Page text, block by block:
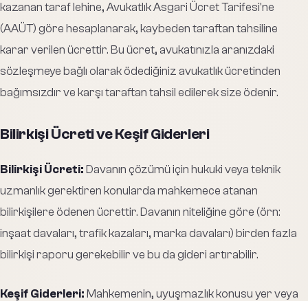
kazanan taraf lehine, Avukatlık Asgari Ücret Tarifesi'ne
(AAÜT) göre hesaplanarak, kaybeden taraftan tahsiline
karar verilen ücrettir. Bu ücret, avukatınızla aranızdaki
sözleşmeye bağlı olarak ödediğiniz avukatlık ücretinden
bağımsızdır ve karşı taraftan tahsil edilerek size ödenir.
Bilirkişi Ücreti ve Keşif Giderleri
Bilirkişi Ücreti: Davanın çözümü için hukuki veya teknik
uzmanlık gerektiren konularda mahkemece atanan
bilirkişilere ödenen ücrettir. Davanın niteliğine göre (örn:
inşaat davaları, trafik kazaları, marka davaları) birden fazla
bilirkişi raporu gerekebilir ve bu da gideri artırabilir.
Keşif Giderleri: Mahkemenin, uyuşmazlık konusu yer veya